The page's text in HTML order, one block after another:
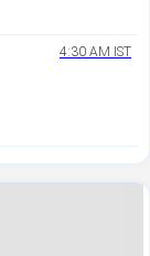
4:30 AM IST